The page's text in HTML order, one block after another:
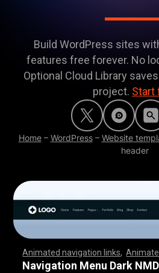
Build WordPress sites
features free forever. No
Optional Cloud Library
project. Start
Home– WordPress– Website
header
Animated navigation links ,
,,,,,,,,,,,,,,,,,,,,,,,,,,,, ,,,,,,,,,
,,,,,,,,,,,,,,,,,,,,,,,,,,,, ,,,,,,,,,
,,,,,,,,,,,,,,,,
Navigation Menu Dark